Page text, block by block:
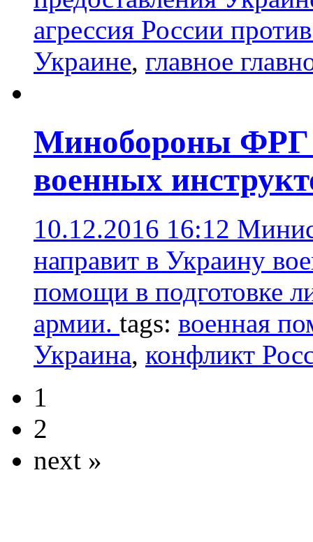
агрессия России
Украине, главное
Минобороны ФРГ
военных
10.12.2016 16:12
направит в Украину
помощи в подготовке
армии. tags: военная
Украина, конфликт
1
2
next »